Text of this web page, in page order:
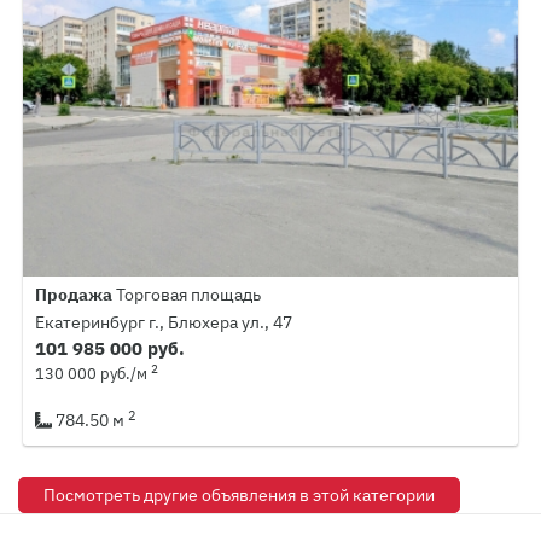
ПродажаТорговая площадь
Екатеринбург г., Блюхера ул., 47
101 985 000 руб.
130 000 руб./м 2
784.50 м 2
Посмотреть другие объявления в этой категории